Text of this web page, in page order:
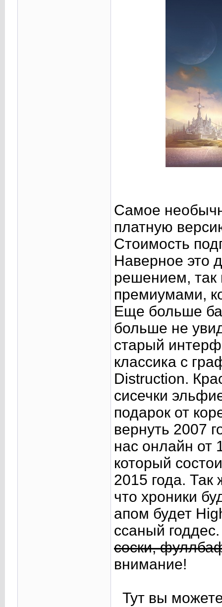
Самое
платную
Стоимость
Наверное это
решением, так
премиумами,
Еще больше
больше не
старый
классика с
Distruction.
сисечки
подарок от
вернуть 2007
нас онлайн от
который
2015 года. Так
что хроники
апом будет
ссаный
соски,
внимание!
Тут вы